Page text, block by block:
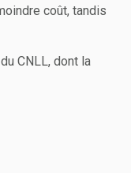
coût, tandis
CNLL, dont la